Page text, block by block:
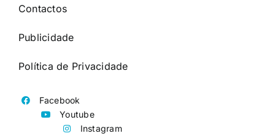
Contactos
Publicidade
Política de Privacidade
Facebook
Youtube
Instagram